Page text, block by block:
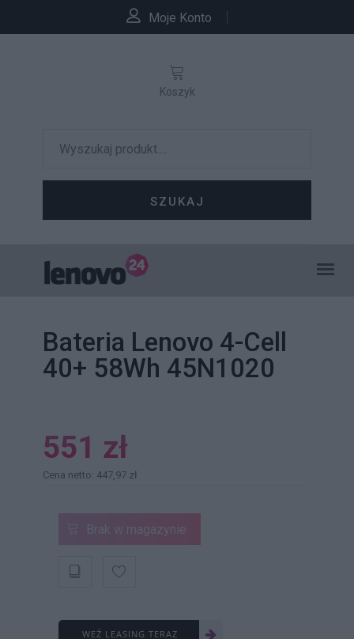
Moje Konto
SZUKAJ
Koszyk
Bateria Lenovo 4-Cell
40+ 58Wh 45N1020
551 zł
Cena netto: 447,97 zł
Brak w magazynie
WEŹ LEASING TERAZ